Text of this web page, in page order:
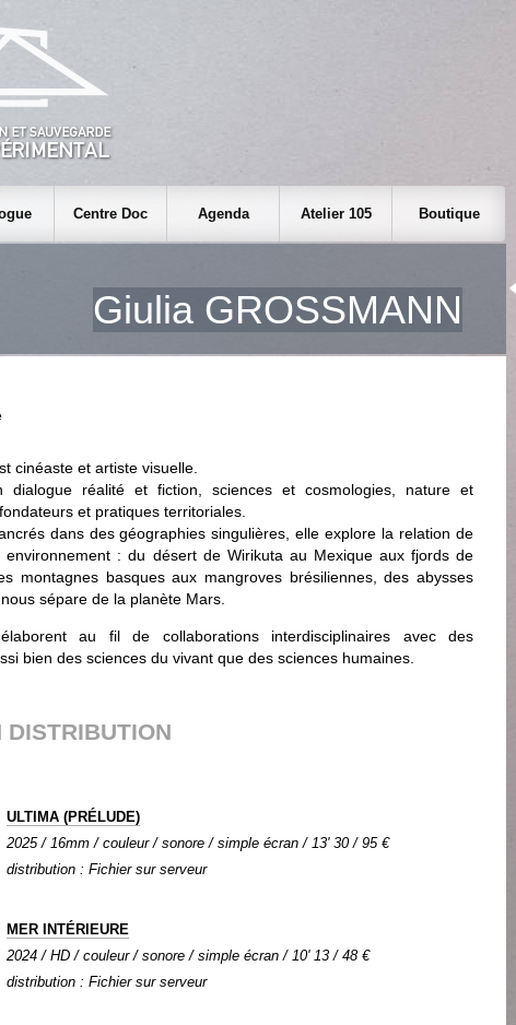
Centre Doc Agenda Atelier 105 Boutique
Giulia GROSSMANN
cinéaste et artiste visuelle.
dialogue réalité et fiction, sciences et cosmologies, nature et
et pratiques territoriales.
dans des géographies singulières, elle explore la relation de
: du désert de Wirikuta au Mexique aux fjords de
montagnes basques aux mangroves brésiliennes, des abysses
sépare de la planète Mars.
au fil de collaborations interdisciplinaires avec des
bien des sciences du vivant que des sciences humaines.
ULTIMA (PRÉLUDE)
2025 / 16mm / couleur / sonore / simple écran / 13' 30 / 95 €
distribution : Fichier sur serveur
MER INTÉRIEURE
2024 / HD / couleur / sonore / simple écran / 10' 13 / 48 €
distribution : Fichier sur serveur